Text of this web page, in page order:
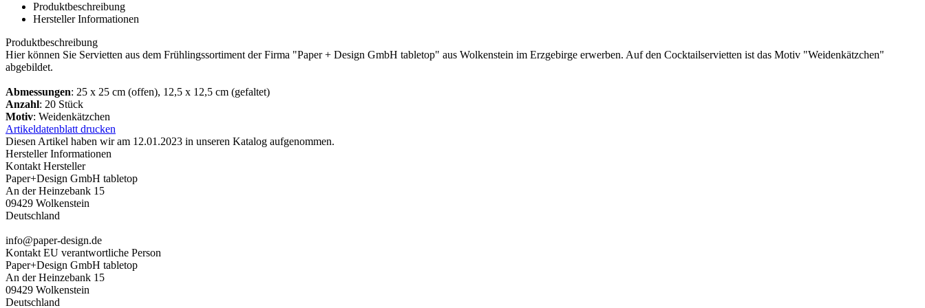
Produktbeschreibung
Hersteller Informationen
Produktbeschreibung
Hier können Sie Servietten aus dem Frühlingssortiment der Firma "Paper + Design GmbH tabletop" aus Wolkenstein im Erzgebirge erwerben. Auf den Cocktailservietten ist das Motiv "Weidenkätzchen"
abgebildet.
Abmessungen: 25 x 25 cm (offen), 12,5 x 12,5 cm (gefaltet)
Anzahl: 20 Stück
Motiv: Weidenkätzchen
Artikeldatenblatt drucken
Diesen Artikel haben wir am 12.01.2023 in unseren Katalog aufgenommen.
Hersteller Informationen
Kontakt Hersteller
Paper+Design GmbH tabletop
An der Heinzebank 15
09429 Wolkenstein
Deutschland
info@paper-design.de
Kontakt EU verantwortliche Person
Paper+Design GmbH tabletop
An der Heinzebank 15
09429 Wolkenstein
Deutschland